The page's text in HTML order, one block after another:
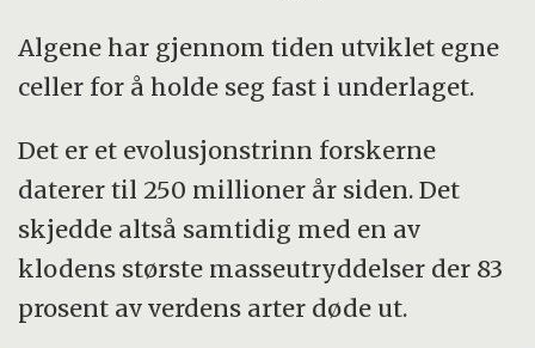
Algene har gjennom tiden utviklet egne
celler for å holde seg fast i underlaget.
Det er et evolusjonstrinn forskerne
daterer til 250 millioner år siden. Det
skjedde altså samtidig med en av
klodens største masseutryddelser der 83
prosent av verdens arter døde ut.